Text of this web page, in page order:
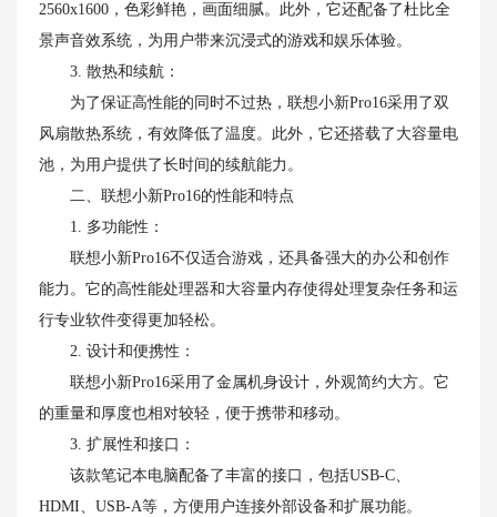
2560x1600，色彩鲜艳，画面细腻。此外，它还配备了杜比全
景声音效系统，为用户带来沉浸式的游戏和娱乐体验。
3. 散热和续航：
为了保证高性能的同时不过热，联想小新Pro16采用了双
风扇散热系统，有效降低了温度。此外，它还搭载了大容量电
池，为用户提供了长时间的续航能力。
二、联想小新Pro16的性能和特点
1. 多功能性：
联想小新Pro16不仅适合游戏，还具备强大的办公和创作
能力。它的高性能处理器和大容量内存使得处理复杂任务和运
行专业软件变得更加轻松。
2. 设计和便携性：
联想小新Pro16采用了金属机身设计，外观简约大方。它
的重量和厚度也相对较轻，便于携带和移动。
3. 扩展性和接口：
该款笔记本电脑配备了丰富的接口，包括USB-C、
HDMI、USB-A等，方便用户连接外部设备和扩展功能。